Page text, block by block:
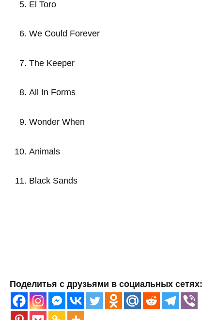
El Toro
We Could Forever
The Keeper
All In Forms
Wonder When
Animals
Black Sands
Поделитья с друзьями в социальных сетях: